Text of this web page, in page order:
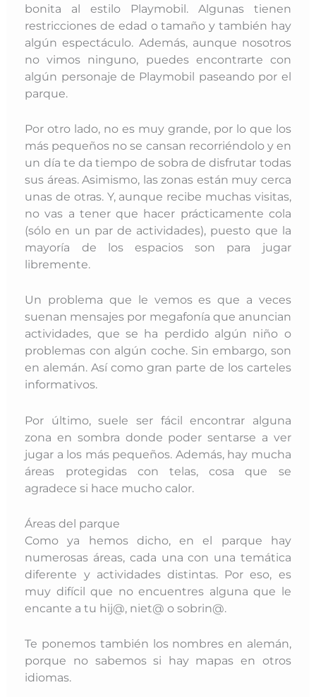
bonita al estilo Playmobil. Algunas tienen
restricciones de edad o tamaño y también hay
algún espectáculo. Además, aunque nosotros
no vimos ninguno, puedes encontrarte con
algún personaje de Playmobil paseando por el
parque.
Por otro lado, no es muy grande, por lo que los
más pequeños no se cansan recorriéndolo y en
un día te da tiempo de sobra de disfrutar todas
sus áreas. Asimismo, las zonas están muy cerca
unas de otras. Y, aunque recibe muchas visitas,
no vas a tener que hacer prácticamente cola
(sólo en un par de actividades), puesto que la
mayoría de los espacios son para jugar
libremente.
Un problema que le vemos es que a veces
suenan mensajes por megafonía que anuncian
actividades, que se ha perdido algún niño o
problemas con algún coche. Sin embargo, son
en alemán. Así como gran parte de los carteles
informativos.
Por último, suele ser fácil encontrar alguna
zona en sombra donde poder sentarse a ver
jugar a los más pequeños. Además, hay mucha
áreas protegidas con telas, cosa que se
agradece si hace mucho calor.
Áreas del parque
Como ya hemos dicho, en el parque hay
numerosas áreas, cada una con una temática
diferente y actividades distintas. Por eso, es
muy difícil que no encuentres alguna que le
encante a tu hij@, niet@ o sobrin@.
Te ponemos también los nombres en alemán,
porque no sabemos si hay mapas en otros
idiomas.